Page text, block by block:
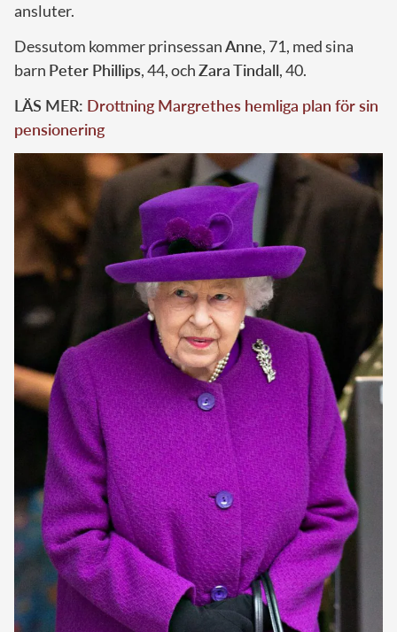
ansluter.
Dessutom kommer prinsessanAnne, 71, med sina
barn Peter Phillips, 44, ochZara Tindall, 40.
LÄS MER: Drottning Margrethes hemliga plan för sin
pensionering